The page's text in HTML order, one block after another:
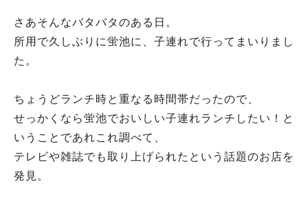
さあそんなバタバタのある日。
所用で久しぶりに蛍池に、子連れで行ってまいりまし
た。
ちょうどランチ時と重なる時間帯だったので、
せっかくなら蛍池でおいしい子連れランチしたい！と
いうことであれこれ調べて、
テレビや雑誌でも取り上げられたという話題のお店を
発見。